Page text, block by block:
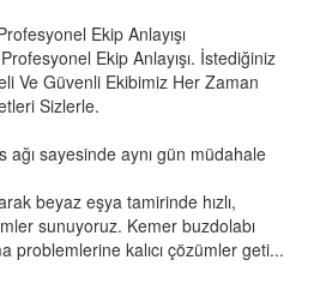
Ekip Anlayışı
Ekip Anlayışı. İstediğiniz
Ve Güvenli Ekibimiz Her Zaman
Sizlerle.
ağı sayesinde aynı gün müdahale
beyaz eşya tamirinde hızlı,
sunuyoruz. Kemer buzdolabı
problemlerine kalıcı çözümler geti...